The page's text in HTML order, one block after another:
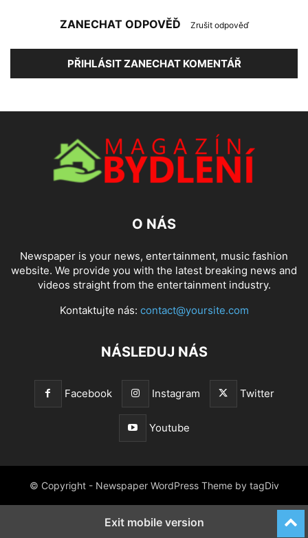
ZANECHAT ODPOVĚĎ Zrušit odpověď
PŘIHLÁSIT ZANECHAT KOMENTÁŘ
O NÁS
Newspaper is your news, entertainment, music fashion
website. We provide you with the latest breaking news and
videos straight from the entertainment industry.
Kontaktujte nás: contact@yoursite.com
NÁSLEDUJ NÁS
Facebook Instagram Twitter
Youtube
© Copyright - Newspaper WordPress Theme by tagDiv
Exit mobile version